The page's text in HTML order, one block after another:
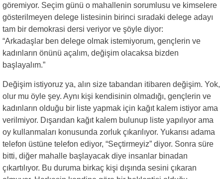
göremiyor. Seçim günü o mahallenin sorumlusu ve kimselere
gösterilmeyen delege listesinin birinci sıradaki delege adayı
tam bir demokrasi dersi veriyor ve şöyle diyor:
“Arkadaşlar ben delege olmak istemiyorum, gençlerin ve
kadınların önünü açalım, değişim olacaksa bizden
başlayalım.”
Değişim istiyoruz ya, alın size tabandan itibaren değişim. Yok,
olur mu öyle şey. Aynı kişi kendisinin olmadığı, gençlerin ve
kadınların olduğu bir liste yapmak için kağıt kalem istiyor ama
verilmiyor. Dışarıdan kağıt kalem bulunup liste yapılıyor ama
oy kullanmaları konusunda zorluk çıkarılıyor. Yukarısı adama
telefon üstüne telefon ediyor, “Seçtirmeyiz” diyor. Sonra süre
bitti, diğer mahalle başlayacak diye insanlar binadan
çıkartılıyor. Bu duruma birkaç kişi dışında sesini çıkaran